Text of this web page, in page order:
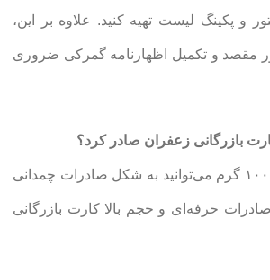
و پکینگ لیست تهیه کنید. علاوه بر این،
مقصد و تکمیل اظهارنامه گمرکی ضروری
برای مقادیر کم‌تر از ۱۰۰ گرم می‌توانید به شکل صادرات چمدانی
حرفه‌ای و حجم بالا کارت بازرگانی